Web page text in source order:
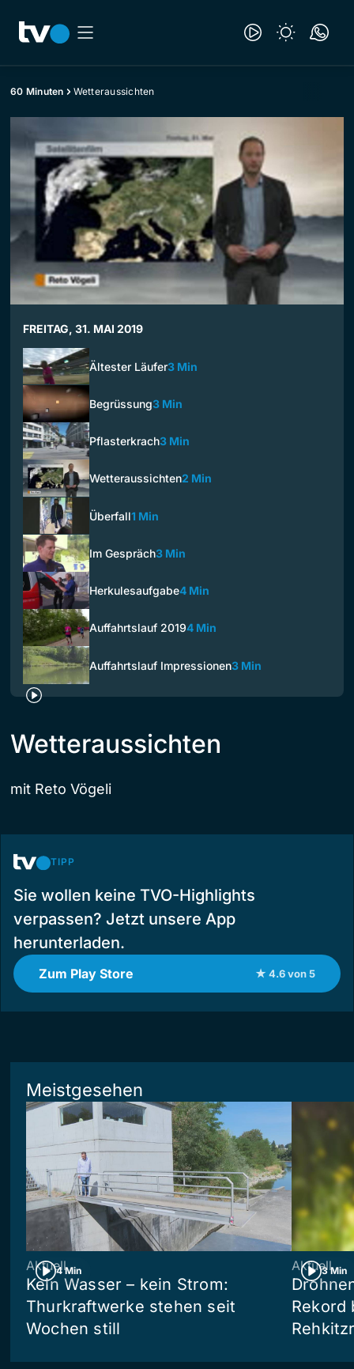
60 Minuten Wetteraussichten
FREITAG, 31. MAI 2019
Ältester Läufer3 Min
Begrüssung3 Min
Pflasterkrach3 Min
Wetteraussichten2 Min
Überfall1 Min
Im Gespräch3 Min
Herkulesaufgabe4 Min
Auffahrtslauf 20194 Min
Auffahrtslauf Impressionen3 Min
Wetteraussichten
mit Reto Vögeli
TIPP
Sie wollen keine TVO-Highlights
verpassen? Jetzt unsere App
herunterladen.
Zum Play Store ★ 4.6 von 5
Meistgesehen
4 Min
Aktuell
Kein Wasser – kein Strom:
Thurkraftwerke stehen seit
Wochen still
3 Min
Aktuell
Rekord